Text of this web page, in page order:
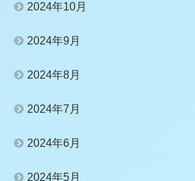
2024年10月
2024年9月
2024年8月
2024年7月
2024年6月
2024年5月